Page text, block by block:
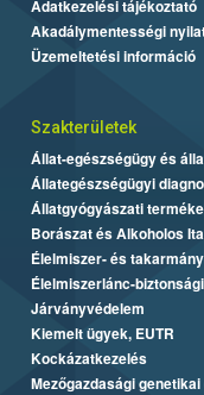
Adatkezelési tájékoztató
Akadálymentességi
Üzemeltetési információ
Szakterületek
Állat-egészségügy és
Állategészségügyi
Állatgyógyászati
Borászat és Alkoholos
Élelmiszer- és
Élelmiszerlánc-
Járványvédelem
Kiemelt ügyek, EUTR
Kockázatkezelés
Mezőgazdasági